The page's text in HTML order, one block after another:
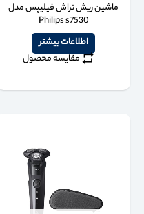
ماشین ریش تراش فیلیپس مدل
Philips s7530
اطلاعات بیشتر
مقایسه محصول